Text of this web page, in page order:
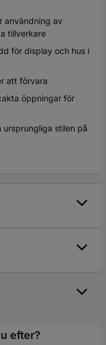
användning av
tillverkare
för display och hus i
att förvara
öppningar för
ursprungliga stilen på
efter?